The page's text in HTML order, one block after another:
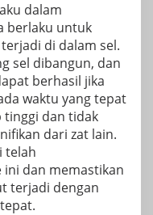
dalam
berlaku untuk
di dalam sel.
sel dibangun, dan
berhasil jika
waktu yang tepat
tinggi dan tidak
dari zat lain.
telah
dan memastikan
terjadi dengan